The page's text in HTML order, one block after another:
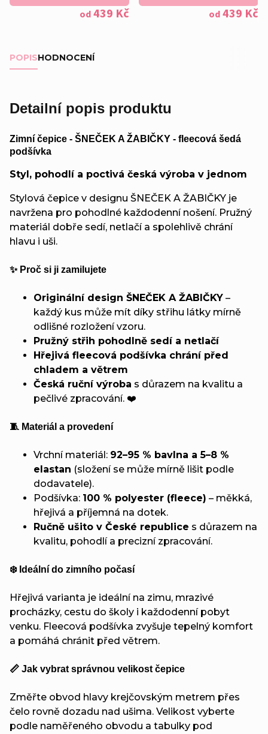
od439 Kč od439 Kč
POPISHODNOCENÍ
Detailní popis produktu
Zimní čepice - ŠNEČEK A ŽABIČKY - fleecová šedá
podšívka
Styl, pohodlí a poctivá česká výroba v jednom
Stylová čepice v designu ŠNEČEK A ŽABIČKY je
navržena pro pohodlné každodenní nošení. Pružný
materiál dobře sedí, netlačí a spolehlivě chrání
hlavu i uši.
✨ Proč si ji zamilujete
Originální design ŠNEČEK A ŽABIČKY –
každý kus může mít díky střihu látky mírně
odlišné rozložení vzoru.
Pružný střih pohodlně sedí a netlačí
Hřejivá fleecová podšívka chrání před
chladem a větrem
Česká ruční výroba s důrazem na kvalitu a
pečlivé zpracování. ❤️
🧵 Materiál a provedení
Vrchní materiál: 92–95 % bavlna a 5–8 %
elastan (složení se může mírně lišit podle
dodavatele).
Podšívka: 100 % polyester (fleece) – měkká,
hřejivá a příjemná na dotek.
Ručně ušito v České republice s důrazem na
kvalitu, pohodlí a precizní zpracování.
❄️ Ideální do zimního počasí
Hřejivá varianta je ideální na zimu, mrazivé
procházky, cestu do školy i každodenní pobyt
venku. Fleecová podšívka zvyšuje tepelný komfort
a pomáhá chránit před větrem.
📏 Jak vybrat správnou velikost čepice
Změřte obvod hlavy krejčovským metrem přes
čelo rovně dozadu nad ušima. Velikost vyberte
podle naměřeného obvodu a tabulky pod